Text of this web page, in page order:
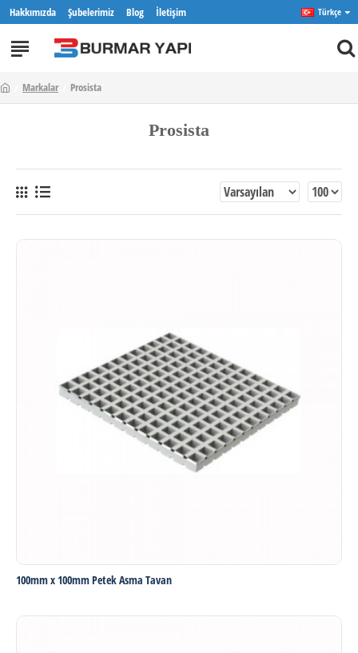
Hakkımızda Şubelerimiz Blog İletişim Türkçe
Markalar Prosista
Prosista
100mm x 100mm Petek Asma Tavan